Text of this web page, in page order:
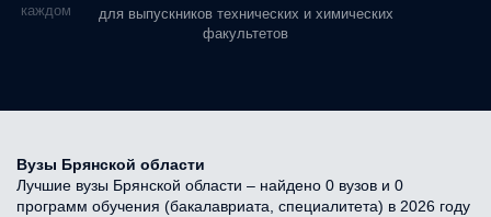
в каждом
для выпускников технических и химических
факультетов
Вузы Брянской области
Лучшие вузы Брянской области – найдено 0 вузов и 0
программ обучения (бакалавриата, специалитета) в 2026 году